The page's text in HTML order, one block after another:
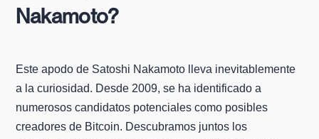
Nakamoto?
Este apodo de Satoshi Nakamoto lleva inevitablemente
a la curiosidad. Desde 2009, se ha identificado a
numerosos candidatos potenciales como posibles
creadores de Bitcoin. Descubramos juntos los